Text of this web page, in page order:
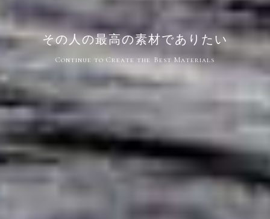
その人の最高の素材でありたい
Continue to Create the Best Materials